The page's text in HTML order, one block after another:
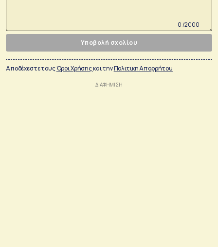
0 /2000
Υποβολή σχολίου
Αποδέχεστε τουςΌροι Χρήσηςκαι τηνΠολιτικη Απορρήτου